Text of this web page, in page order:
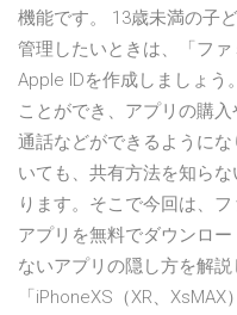
機能です。 13歳未満の子
管理したいときは、「フ
Apple IDを作成しましょう
ことができ、アプリの購
通話などができるように
いても、共有方法を知ら
ります。そこで今回は、
アプリを無料でダウンロ
ないアプリの隠し方を解
「iPhoneXS（XR、